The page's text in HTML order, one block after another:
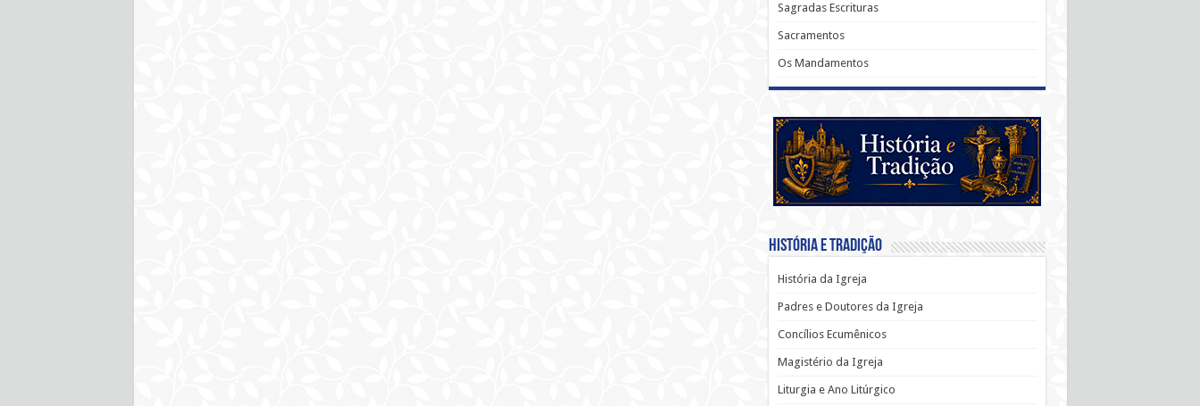
Sagradas Escrituras
Sacramentos
Os Mandamentos
História e Tradição
História da Igreja
Padres e Doutores da Igreja
Concílios Ecumênicos
Magistério da Igreja
Liturgia e Ano Litúrgico